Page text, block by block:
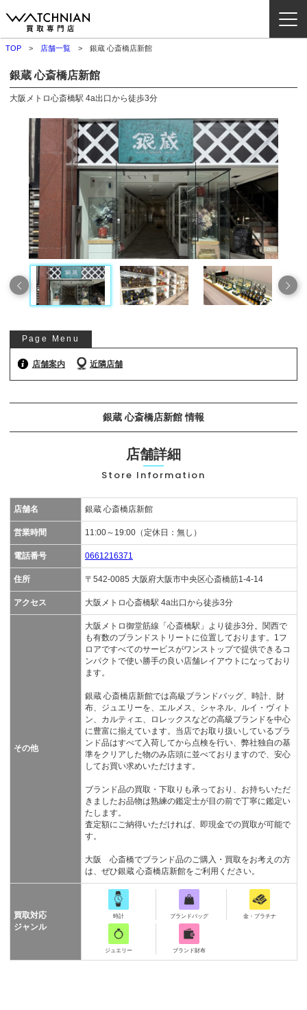
ブランドから探す
取扱いカテゴリ
よくある質問
買取方法
査定方法
店舗一覧
お役立ち情報
お問い合わせ
0120-954-800
メール査定はこちらから
TOP 店舗一覧 銀蔵 心斎橋店新館
銀蔵 心斎橋店新館
大阪メトロ心斎橋駅 4a出口から徒歩3分
Page Menu
店舗案内 近隣店舗
銀蔵 心斎橋店新館 情報
店舗詳細
Store Information
店舗名 銀蔵 心斎橋店新館
営業時間 11:00～19:00（定休日：無し）
電話番号 0661216371
住所 〒542-0085 大阪府大阪市中央区心斎橋筋1-4-14
アクセス 大阪メトロ心斎橋駅 4a出口から徒歩3分
その他
大阪メトロ御堂筋線「心斎橋駅」より徒歩3分。関西で
も有数のブランドストリートに位置しております。1フ
ロアですべてのサービスがワンストップで提供できるコ
ンパクトで使い勝手の良い店舗レイアウトになっており
ます。
銀蔵 心斎橋店新館では高級ブランドバッグ、時計、財
布、ジュエリーを、エルメス、シャネル、ルイ・ヴィト
ン、カルティエ、ロレックスなどの高級ブランドを中心
に豊富に揃えています。当店でお取り扱いしているブラ
ンド品はすべて入荷してから点検を行い、弊社独自の基
準をクリアした物のみ店頭に並べておりますので、安心
してお買い求めいただけます。
ブランド品の買取・下取りも承っており、お持ちいただ
きましたお品物は熟練の鑑定士が目の前で丁寧に鑑定い
たします。
査定額にご納得いただければ、即現金での買取が可能で
す。
大阪 心斎橋でブランド品のご購入・買取をお考えの方
は、ぜひ銀蔵 心斎橋店新館をご利用ください。
買取対応
ジャンル
時計 ブランドバッグ 金・プラチナ
ジュエリー ブランド財布